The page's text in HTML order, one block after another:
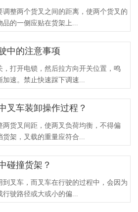
调整两个货叉之间的距离，使两个货叉的
的一侧应贴在货架上...
中的注意事项
，打开电锁，然后拉方向开关位置，鸣
速。禁止快速踩下调速...
叉车装卸操作过程？
两货叉间距，使两叉负荷均衡，不得偏
架，叉载的重量应符合...
碰撞货架？
叉车，而叉车在行驶的过程中，会因为
驶路径或大或小的偏...